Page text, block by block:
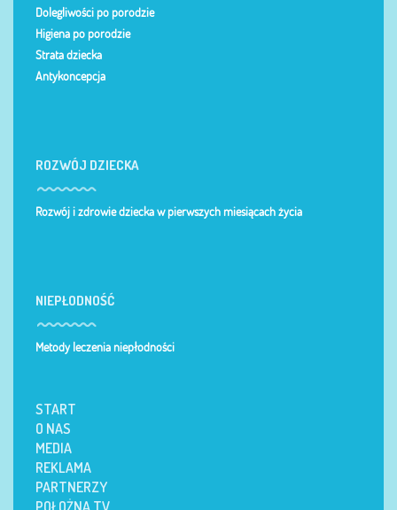
Dolegliwości po porodzie
Higiena po porodzie
Strata dziecka
Antykoncepcja
ROZWÓJ DZIECKA
Rozwój i zdrowie dziecka w pierwszych miesiącach życia
NIEPŁODNOŚĆ
Metody leczenia niepłodności
START
O NAS
MEDIA
REKLAMA
PARTNERZY
POŁOŻNA TV